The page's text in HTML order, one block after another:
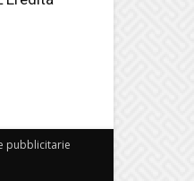
pubblicitarie